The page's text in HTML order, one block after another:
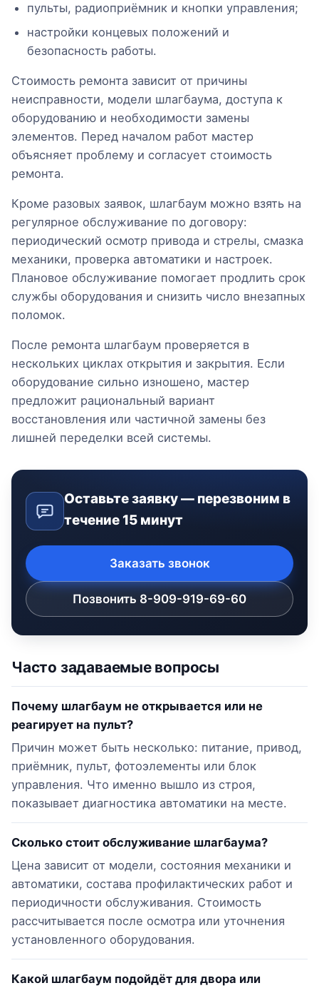
пульты, радиоприёмник и кнопки управления;
настройки концевых положений и
безопасность работы.
Стоимость ремонта зависит от причины
неисправности, модели шлагбаума, доступа к
оборудованию и необходимости замены
элементов. Перед началом работ мастер
объясняет проблему и согласует стоимость
ремонта.
Кроме разовых заявок, шлагбаум можно взять на
регулярное обслуживание по договору:
периодический осмотр привода и стрелы, смазка
механики, проверка автоматики и настроек.
Плановое обслуживание помогает продлить срок
службы оборудования и снизить число внезапных
поломок.
После ремонта шлагбаум проверяется в
нескольких циклах открытия и закрытия. Если
оборудование сильно изношено, мастер
предложит рациональный вариант
восстановления или частичной замены без
лишней переделки всей системы.
Оставьте заявку — перезвоним в
течение 15 минут
Заказать звонок
Позвонить 8-909-919-69-60
Часто задаваемые вопросы
Почему шлагбаум не открывается или не
реагирует на пульт?
Причин может быть несколько: питание, привод,
приёмник, пульт, фотоэлементы или блок
управления. Что именно вышло из строя,
показывает диагностика автоматики на месте.
Сколько стоит обслуживание шлагбаума?
Цена зависит от модели, состояния механики и
автоматики, состава профилактических работ и
периодичности обслуживания. Стоимость
рассчитывается после осмотра или уточнения
установленного оборудования.
Какой шлагбаум подойдёт для двора или